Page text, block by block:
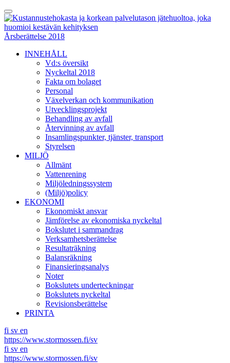
Skip
to
content
Toggle
Menu
Årsberättelse 2018
INNEHÅLL
Vd:s översikt
Nyckeltal 2018
Fakta om bolaget
Personal
Växelverkan och kommunikation
Utvecklingsprojekt
Behandling av avfall
Återvinning av avfall
Insamlingspunkter, tjänster, transport
Styrelsen
MILJÖ
Allmänt
Vattenrening
Miljöledningssystem
(Miljö)policy
EKONOMI
Ekonomiskt ansvar
Jämförelse av ekonomiska nyckeltal
Bokslutet i sammandrag
Verksamhetsberättelse
Resultaträkning
Balansräkning
Finansieringsanalys
Noter
Bokslutets underteckningar
Bokslutets nyckeltal
Revisionsberättelse
PRINTA
fi sv en
https://www.stormossen.fi/sv
fi sv en
https://www.stormossen.fi/sv